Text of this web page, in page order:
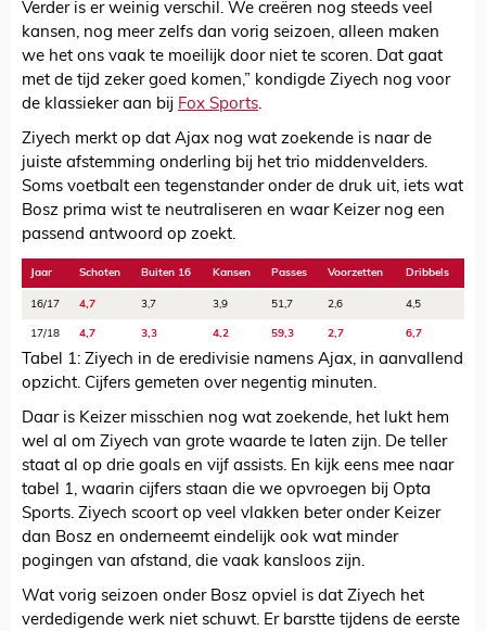
Verder is er weinig verschil. We creëren nog steeds veel
kansen, nog meer zelfs dan vorig seizoen, alleen maken
we het ons vaak te moeilijk door niet te scoren. Dat gaat
met de tijd zeker goed komen,” kondigde Ziyech nog voor
de klassieker aan bij Fox Sports.
Ziyech merkt op dat Ajax nog wat zoekende is naar de
juiste afstemming onderling bij het trio middenvelders.
Soms voetbalt een tegenstander onder de druk uit, iets wat
Bosz prima wist te neutraliseren en waar Keizer nog een
passend antwoord op zoekt.
Jaar Schoten Buiten 16 Kansen Passes Voorzetten Dribbels
16/17 4,7 3,7 3,9 51,7 2,6 4,5
17/18 4,7 3,3 4,2 59,3 2,7 6,7
Tabel 1: Ziyech in de eredivisie namens Ajax, in aanvallend
opzicht. Cijfers gemeten over negentig minuten.
Daar is Keizer misschien nog wat zoekende, het lukt hem
wel al om Ziyech van grote waarde te laten zijn. De teller
staat al op drie goals en vijf assists. En kijk eens mee naar
tabel 1, waarin cijfers staan die we opvroegen bij Opta
Sports. Ziyech scoort op veel vlakken beter onder Keizer
dan Bosz en onderneemt eindelijk ook wat minder
pogingen van afstand, die vaak kansloos zijn.
Wat vorig seizoen onder Bosz opviel is dat Ziyech het
verdedigende werk niet schuwt. Er barstte tijdens de eerste